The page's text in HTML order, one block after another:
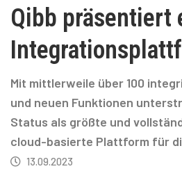
Qibb präsentiert
Mit mittlerweile über 100
und neuen Funktionen
Status als größte und
cloud-basierte Plattform für
13.09.2023